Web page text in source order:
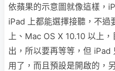
依蘋果的示意圖就像這樣，
iPad 上都能選擇接聽，不過
上、Mac OS X 10.10 以上
出，所以要再等等，但 iPad
用了，而且預設是開啟的，